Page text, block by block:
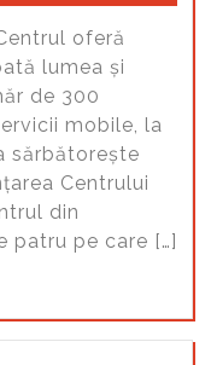
oferă
lumea și
de 300
mobile, la
sărbătorește
Centrului
din
patru pe care […]